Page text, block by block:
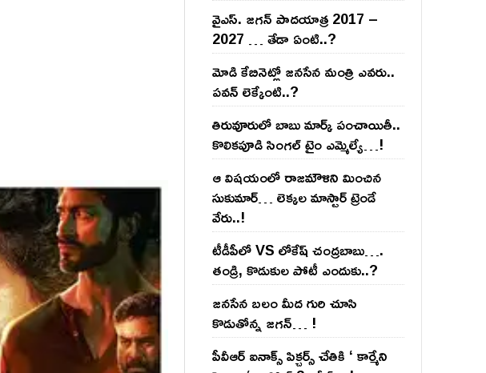
వైఎస్‌. జ‌గ‌న్ పాద‌యాత్ర 2017 –
2027 … తేడా ఏంటి..?
మోడి కేబినెట్లో జ‌నసేన మంత్రి ఎవ‌రు..
ప‌వ‌న్ లెక్కేంటి..?
తిరువూరులో బాబు మార్క్ పంచాయితీ..
కొలిక‌పూడి సింగ‌ల్ టైం ఎమ్మెల్యే…!
ఆ విష‌యంలో రాజ‌మౌళిని మించిన
సుకుమార్‌… లెక్క‌ల మాస్టార్ ట్రెండే
వేరు..!
టీడీపీలో VS లోకేష్ చంద్ర‌బాబు….
తండ్రి, కొడుకుల పోటీ ఎందుకు..?
జ‌న‌సేన బ‌లం మీద గురి చూసి
కొడుతోన్న జ‌గ‌న్‌… !
పీవీఆర్ ఐనాక్స్ పిక్చర్స్ చేతికి ‘ కార్మేని